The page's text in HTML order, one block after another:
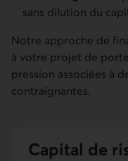
sans dilution du
Notre approche de
à votre projet de
pression associées à
contraignantes.
Capital de